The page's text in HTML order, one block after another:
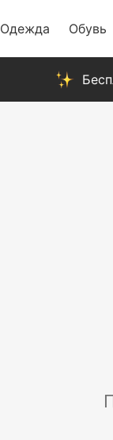
Одежда Обувь